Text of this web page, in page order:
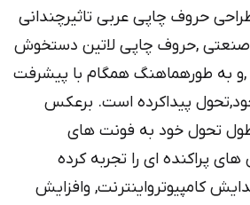
حروف چاپی عربی تاثیرچندانی
صنعتی ,حروف چاپی لاتین دستخوش
,و به طورهماهنگ همگام با پیشرفت
پیداکرده است. برعکس
تحول خود به فونت های
پراکنده ای را تجربه کرده
کامپیوترواینترنت, وافزایش